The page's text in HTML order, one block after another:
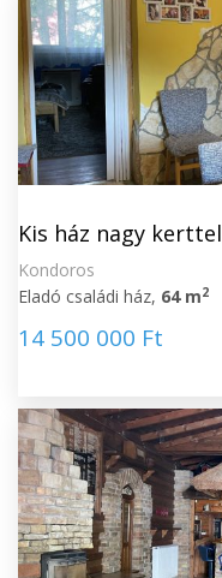
Kis ház nagy kerttel
Kondoros
Eladó családi ház, 64 m2
14 500 000 Ft